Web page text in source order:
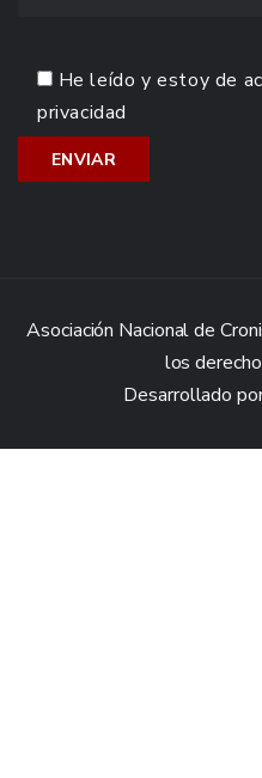
He leído y estoy de
privacidad
Asociación Nacional de
los
Desarrollado